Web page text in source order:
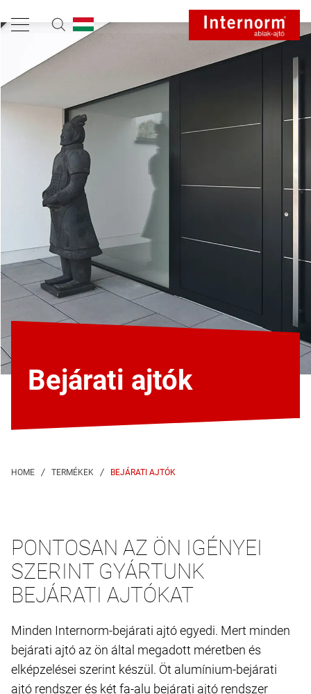
Bejárati ajtók
BEJÁRATI AJTÓK
PONTOSAN AZ ÖN IGÉNYEI
SZERINT GYÁRTUNK
BEJÁRATI AJTÓKAT
Minden Internorm-bejárati ajtó egyedi. Mert minden
bejárati ajtó az ön által megadott méretben és
elképzelései szerint készül. Öt alumínium-bejárati
ajtó rendszer és két fa-alu bejárati ajtó rendszer